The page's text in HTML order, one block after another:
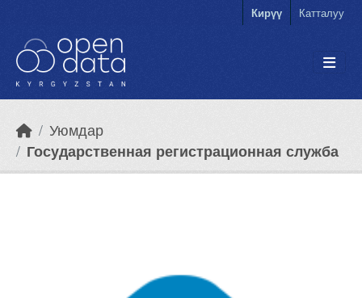
Кирүү Катталуу
Уюмдар
Государственная регистрационная служба